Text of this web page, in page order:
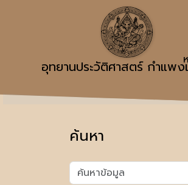
อุทยานประวัติศาสตร์ กำแพง
ค้นหา